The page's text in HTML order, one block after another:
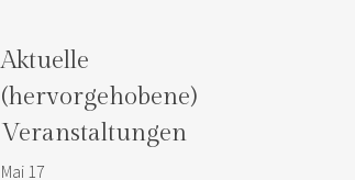
Aktuelle
(hervorgehobene)
Veranstaltungen
Mai 17